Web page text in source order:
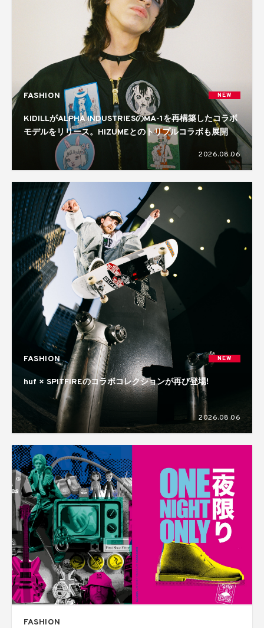
FASHION NEW
KIDILLがALPHA INDUSTRIESのMA-1を再構築したコラボ
モデルをリリース。HIZUMEとのトリプルコラボも展開
2026.08.06
FASHION NEW
huf × SPITFIREのコラボコレクションが再び登場!
2026.08.06
FASHION